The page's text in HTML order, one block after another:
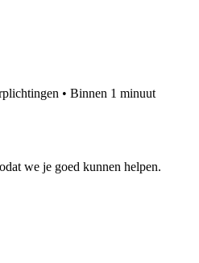
• Binnen 1 minuut
we je goed kunnen helpen.